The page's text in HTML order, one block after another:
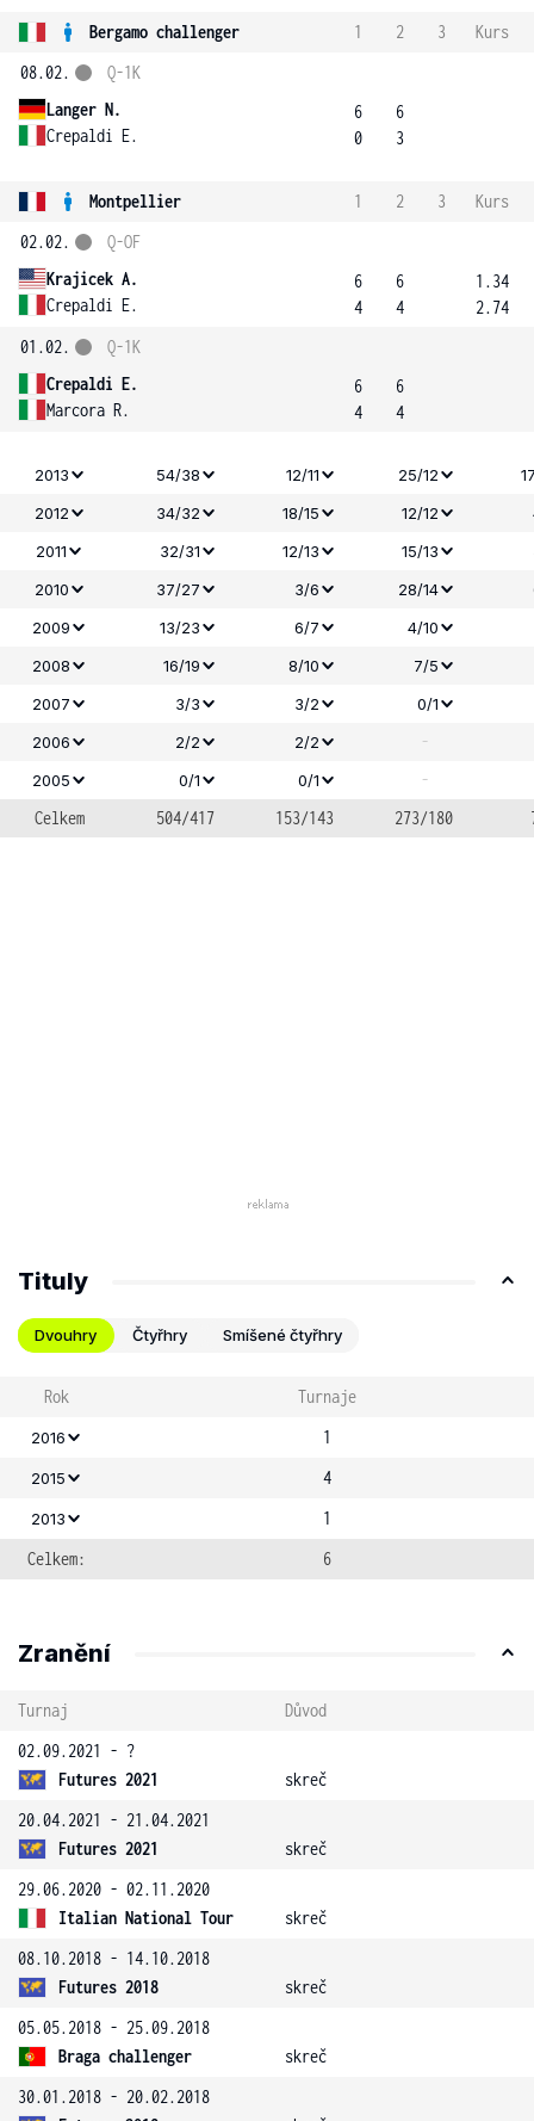
Bergamo challenger 1 2 3
Kurs
08.02.
Langer N.
Crepaldi E.
Q-1K
6
0
6
3
Montpellier 1 2 3
Kurs
02.02.
Krajicek A.
Crepaldi E.
Q-OF
6
4
6
4
1.34
2.74
01.02.
Crepaldi E.
Marcora R.
Q-1K
6
4
6
4
2013 54/38 12/11 25/12
2012
34/32 18/15 12/12
2011
32/31 12/13 15/13
2010
37/27 3/6 28/14
2009
13/23 6/7 4/10
2008
16/19 8/10
7/5
2007
3/3 3/2
0/1
2006
2/2 2/2 -
2005 0/1 0/1
-
Celkem
504/417 153/143 273/180
Tituly
Dvouhry Čtyřhry Smíšené čtyřhry
Rok Turnaje
2016 1
2015 4
2013
1
Celkem:
6
Zranění
Turnaj
Důvod
02.09.2021 - ?
Futures 2021
skreč
20.04.2021 - 21.04.2021
Futures 2021
skreč
29.06.2020 - 02.11.2020
Italian National Tour
skreč
08.10.2018 - 14.10.2018
Futures 2018
skreč
05.05.2018 - 25.09.2018
Braga challenger
skreč
30.01.2018 - 20.02.2018